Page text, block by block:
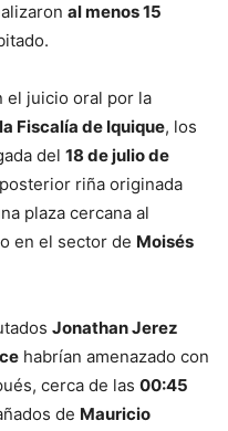
al menos 15
el juicio oral por la
Fiscalía de Iquique, los
del 18 de julio de
riña originada
plaza cercana al
en el sector de Moisés
Jonathan Jerez
habrían amenazado con
cerca de las 00:45
de Mauricio